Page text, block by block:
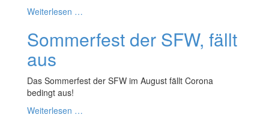
Weiterlesen …
Sommerfest der SFW, fällt
aus
Das Sommerfest der SFW im August fällt Corona
bedingt aus!
Weiterlesen …